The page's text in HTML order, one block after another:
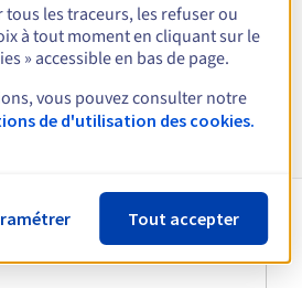
les extensions
sur le .uk
tous les traceurs, les refuser ou
à tout moment en cliquant sur le
» accessible en bas de page.
vous pouvez consulter notre
de d'utilisation des cookies.
Tout accepter